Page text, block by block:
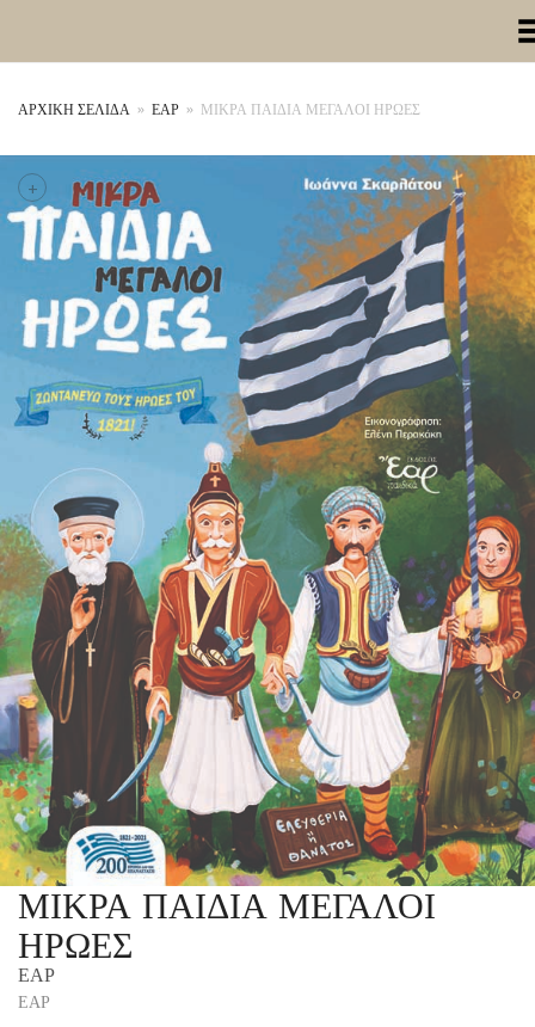
Toggle
ΑΡΧΙΚΉ ΣΕΛΊΔΑ » ΕΑΡ » ΜΙΚΡΑ ΠΑΙΔΙΑ ΜΕΓΑΛΟΙ ΗΡΩΕΣ
+
ΜΙΚΡΑ ΠΑΙΔΙΑ ΜΕΓΑΛΟΙ
ΗΡΩΕΣ
ΕΑΡ
ΕΑΡ